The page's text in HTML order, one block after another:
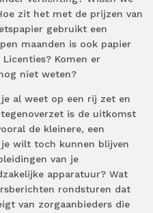
zit het met de prijzen van
gebruikt een
maanden is ook papier
Komen er
niet weten?
al weet op een rij zet en
is de uitkomst
de kleinere, een
wilt toch kunnen blijven
van je
apparatuur? Wat
rondsturen dat
van zorgaanbieders die